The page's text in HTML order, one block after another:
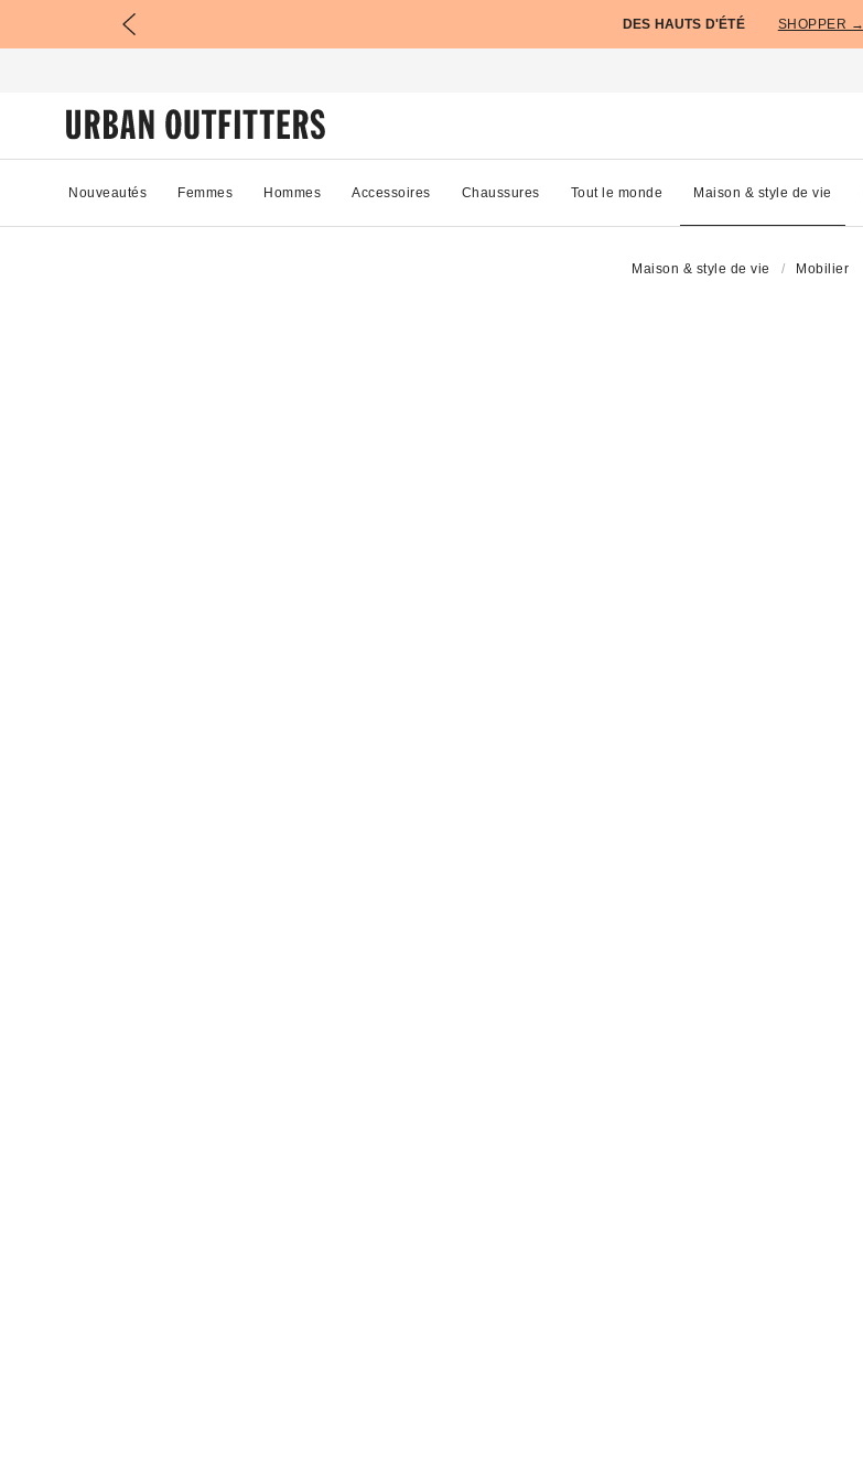
DES HAUTS D'ÉTÉ SHOPPER →
Nouveautés Femmes Hommes Accessoires Chaussures Tout le monde Maison & style de vie
Maison & style de vie Mobilier